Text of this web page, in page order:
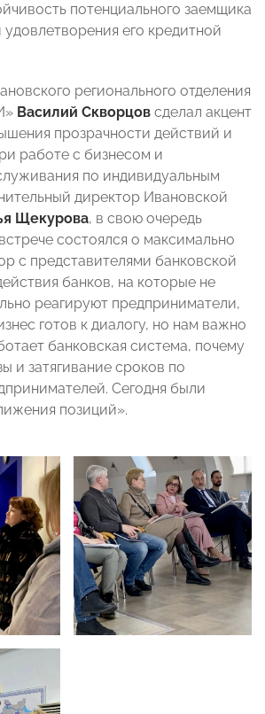
потенциального заемщика
его кредитной
регионального отделения
Василий Скворцов сделал акцент
прозрачности действий и
работе с бизнесом и
по индивидуальным
директор Ивановской
Щекурова, в свою очередь
состоялся о максимально
с представителями банковской
банков, на которые не
реагируют предприниматели,
готов к диалогу, но нам важно
банковская система, почему
и затягивание сроков по
Сегодня были
позиций».